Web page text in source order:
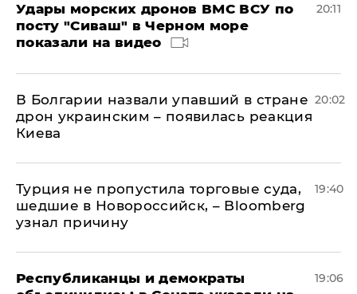
Удары морских дронов ВМС ВСУ по
посту "Сиваш" в Черном море
показали на видео
20:11
В Болгарии назвали упавший в стране
дрон украинским – появилась реакция
Киева
20:02
Турция не пропустила торговые суда,
шедшие в Новороссийск, – Bloomberg
узнал причину
19:40
Республиканцы и демократы
19:06